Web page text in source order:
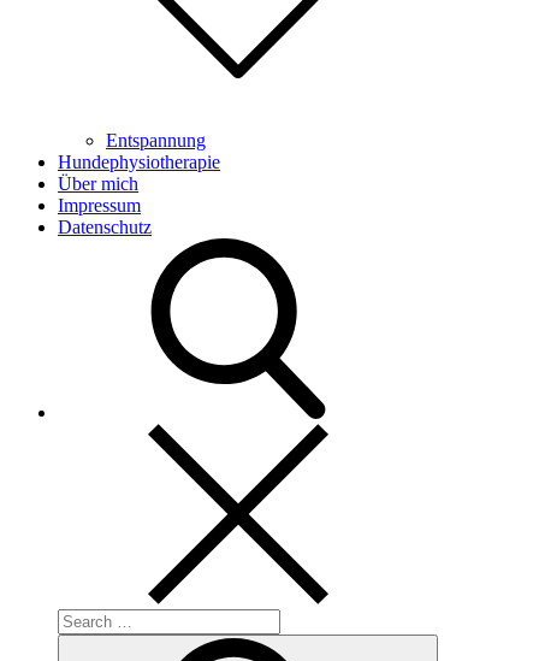
Entspannung
Hundephysiotherapie
Über mich
Impressum
Datenschutz
Search
for: